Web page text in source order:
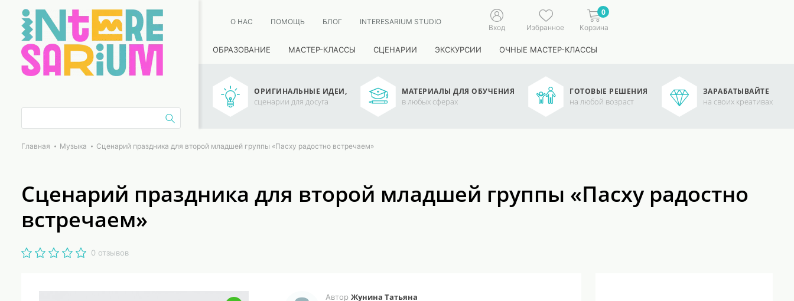
О НАС ПОМОЩЬ БЛОГ INTERESARIUM STUDIO
Вход Избранное
0
Корзина
ОБРАЗОВАНИЕ МАСТЕР-КЛАССЫ СЦЕНАРИИ ЭКСКУРСИИ ОЧНЫЕ МАСТЕР-КЛАССЫ
ОРИГИНАЛЬНЫЕ ИДЕИ,
сценарии для досуга
МАТЕРИАЛЫ ДЛЯ ОБУЧЕНИЯ
в любых сферах
ГОТОВЫЕ РЕШЕНИЯ
на любой возраст
ЗАРАБАТЫВАЙТЕ
на своих креативах
Главная Музыка Сценарий праздника для второй младшей группы «Пасху радостно встречаем»
Сценарий праздника для второй младшей группы «Пасху радостно
встречаем»
0 отзывов
Автор Жунина Татьяна